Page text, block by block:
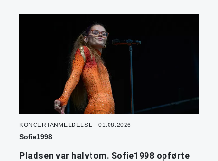
KONCERTANMELDELSE - 01.08.2026
Sofie1998
Pladsen var halvtom. Sofie1998 opførte